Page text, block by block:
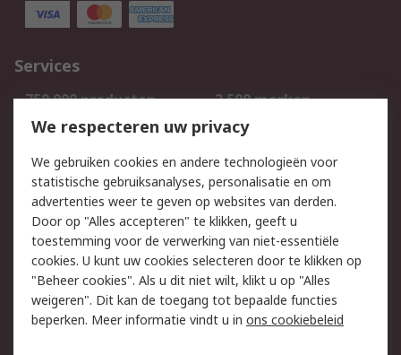
Services
750.000 producten
2.500 merken
Bestellen
Inkoopoplossingen
Track & Trace
Wettelijk
Cookiebeleid
Email veiligheid
Privacybeleid
Websitevoorwaarden
Algemene
verkoopvoorwaarden
We respecteren uw privacy
We gebruiken cookies en andere technologieën voor
statistische gebruiksanalyses, personalisatie en om
advertenties weer te geven op websites van derden.
Door op "Alles accepteren" te klikken, geeft u
toestemming voor de verwerking van niet-essentiële
cookies. U kunt uw cookies selecteren door te klikken op
"Beheer cookies". Als u dit niet wilt, klikt u op "Alles
weigeren". Dit kan de toegang tot bepaalde functies
beperken. Meer informatie vindt u in ons cookiebeleid